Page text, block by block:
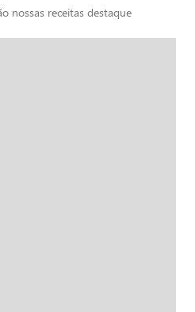
nossas receitas destaque